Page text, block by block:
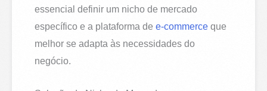
essencial definir um nicho de mercado
específico e a plataforma dee-commerce que
melhor se adapta às necessidades do
negócio.